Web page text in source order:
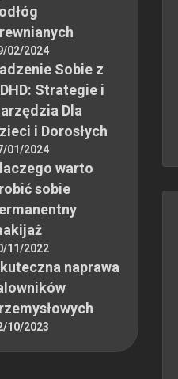
02/2024
Sobie z
Strategie i
Dla
i Dorosłych
01/2024
warto
sobie
11/2022
naprawa
10/2023